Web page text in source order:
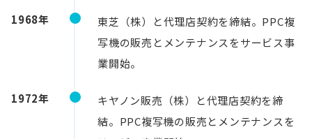
1968年
東芝（株）と代理店契約を締結。PPC複
写機の販売とメンテナンスをサービス事
業開始。
1972年
キヤノン販売（株）と代理店契約を締
結。PPC複写機の販売とメンテナンスを